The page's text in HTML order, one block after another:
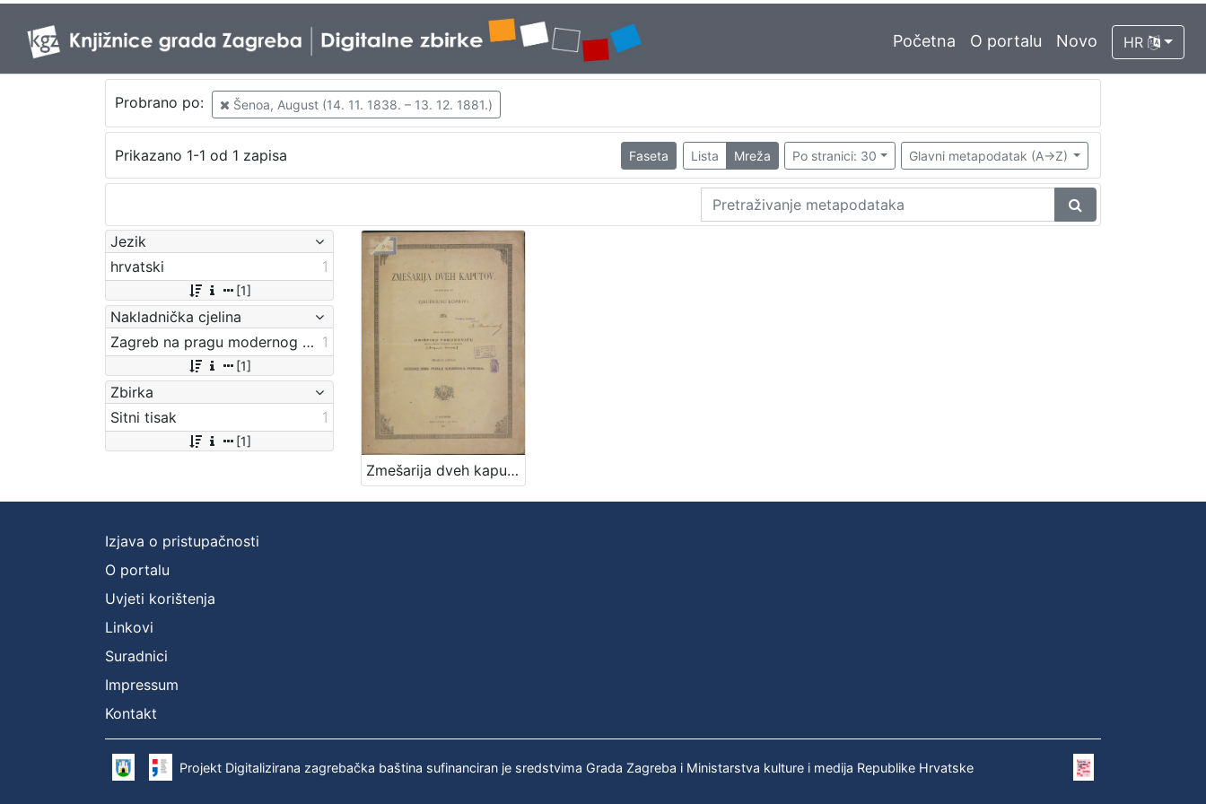
Početna O portalu Novo HR
Probrano po: Šenoa, August (14. 11. 1838. – 13. 12. 1881.)
Prikazano 1-1 od 1 zapisa Faseta Lista Mreža Po stranici: 30 Glavni metapodatak (A->Z)
Jezik
hrvatski
1
[1]
Nakladnička cjelina
Zagreb na pragu modernog doba 1
[1]
Zbirka
Sitni tisak
1
[1]
Zmešarija dveh kaputov / sastavljena po Onufriusu Koprivi 1874. ; izdana na svetlo po Grišpinu Trbuhoviću sveto-petskom plebanušu na Bregani meseca lipnja godine 1885. posle Kristova poroda.
Izjava o pristupačnosti
O portalu
Uvjeti korištenja
Linkovi
Suradnici
Impressum
Kontakt
Projekt Digitalizirana zagrebačka baština sufinanciran je sredstvima Grada Zagreba i Ministarstva kulture i medija Republike Hrvatske